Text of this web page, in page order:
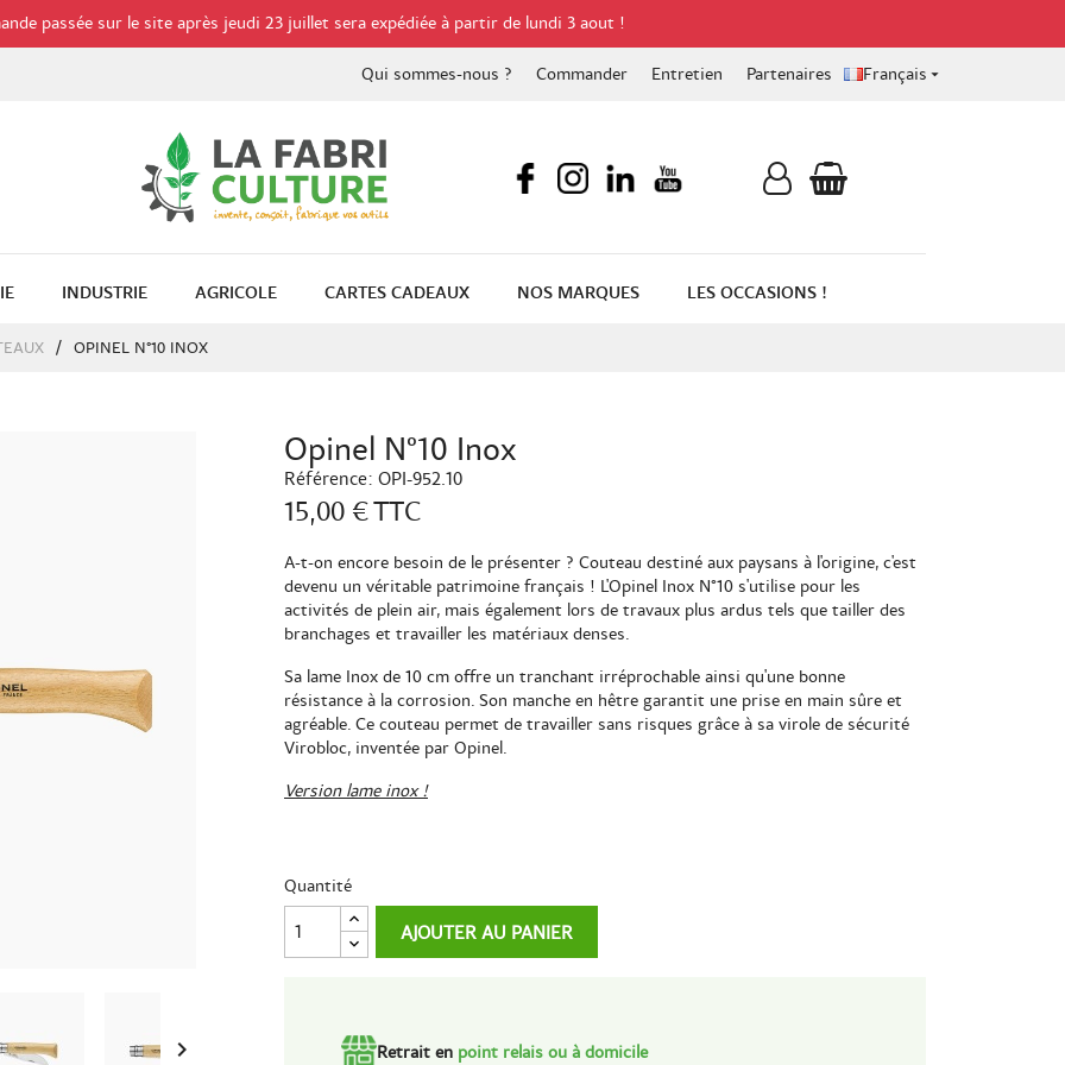
passée sur le site après jeudi 23 juillet sera expédiée à partir de lundi 3 aout !
Qui sommes-nous ? Commander Entretien Partenaires Français
INDUSTRIE AGRICOLE CARTES CADEAUX NOS MARQUES LES OCCASIONS !
OPINEL N°10 INOX

Opinel N°10 Inox
Référence: OPI-952.10
15,00 €TTC
A-t-on encore besoin de le présenter ? Couteau destiné aux paysans à l'origine, c'est
devenu un véritable patrimoine français ! L'Opinel Inox N°10 s'utilise pour les
activités de plein air, mais également lors de travaux plus ardus tels que tailler des
branchages et travailler les matériaux denses.
Sa lame Inox de 10 cm offre un tranchant irréprochable ainsi qu'une bonne
résistance à la corrosion. Son manche en hêtre garantit une prise en main sûre et
agréable. Ce couteau permet de travailler sans risques grâce à sa virole de sécurité
Virobloc, inventée par Opinel.
Version lame inox !
Quantité
AJOUTER AU PANIER
Retrait en point relais ou à domicile